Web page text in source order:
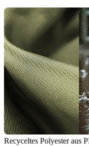
Recyceltes Polyester aus